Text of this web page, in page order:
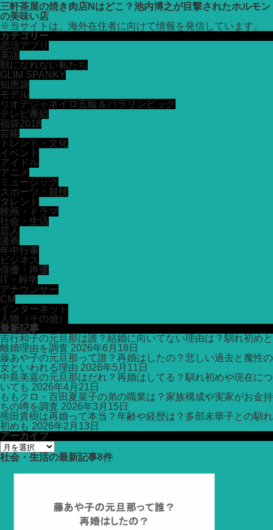
三軒茶屋の焼き肉店Nはどこ？池内博之が目撃されたホルモン
の美味い店
※当サイトは、海外在住者に向けて情報を発信しています。
カテゴリー
恋活アプリ
英語
獣になれない私たち
GLIM SPANKY
知恵袋
モデル
リオデジャネイロ五輪＆パラリンピック
テレビ番組
福袋2018
芸能
トレンド・文化
イベント
アイドル
アニメ
ミュージック
スポーツ・競技
タレント
映画・ドラマ
社会・生活
芸人
漫画
年中行事
ビジネス
俳優・声優
IT・科学
アナウンサー
CM
インターネット
人物（その他）
最新記事
吉行和子の元旦那は誰？結婚に向いてない理由は？馴れ初めと
離婚理由を調査 2026年6月18日
藤あや子の元旦那って誰？再婚はしたの？悲しい過去と魔性の
女といわれる理由 2026年5月11日
中島美嘉の元旦那はだれ？再婚はしてる？馴れ初めや現在につ
いても 2026年4月21日
ももクロ・百田夏菜子の弟の職業は？家族構成や実家がお金持
ちの噂を調査 2026年3月15日
熊田貴樹は再婚って本当？年齢や経歴は？多部未華子との馴れ
初めも 2026年2月13日
アーカイブ
ア
ー
カ
社会・生活の最新記事8件